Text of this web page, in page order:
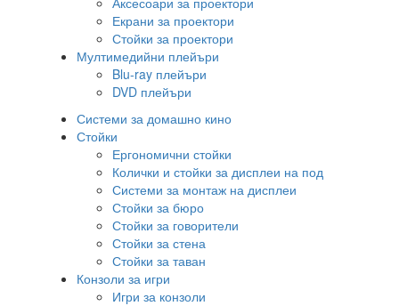
Екрани за проектори
Стойки за проектори
Мултимедийни плейъри
Blu-ray плейъри
DVD плейъри
Системи за домашно кино
Стойки
Ергономични стойки
Колички и стойки за дисплеи на под
Системи за монтаж на дисплеи
Стойки за бюро
Стойки за говорители
Стойки за стена
Стойки за таван
Конзоли за игри
Игри за конзоли